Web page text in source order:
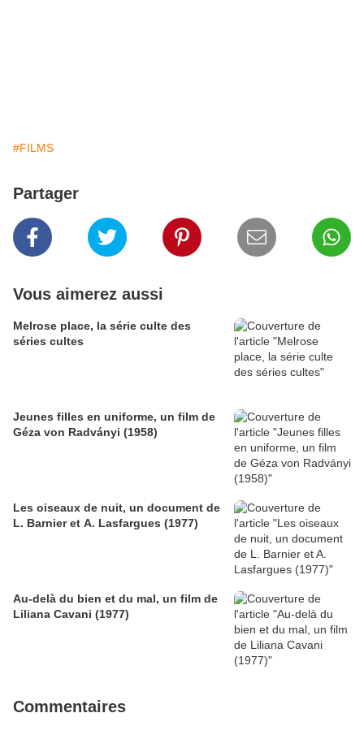
#FILMS
Partager
Vous aimerez aussi
Melrose place, la série culte des
séries cultes
Jeunes filles en uniforme, un film de
Géza von Radványi (1958)
Les oiseaux de nuit, un document de
L. Barnier et A. Lasfargues (1977)
Au-delà du bien et du mal, un film de
Liliana Cavani (1977)
Commentaires